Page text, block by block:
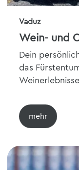
Vaduz
Wein- und
Dein
das